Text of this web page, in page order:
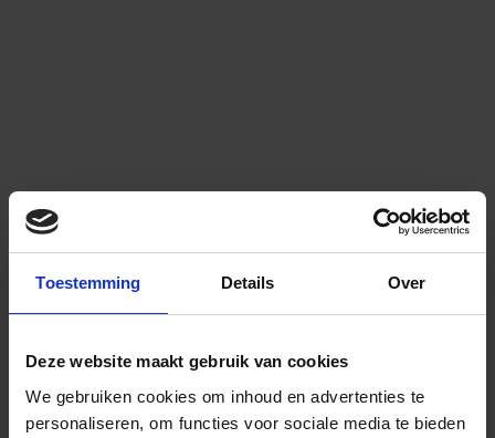
Toestemming Details Over
Deze website maakt gebruik van cookies
We gebruiken cookies om inhoud en advertenties te
personaliseren, om functies voor sociale media te bieden